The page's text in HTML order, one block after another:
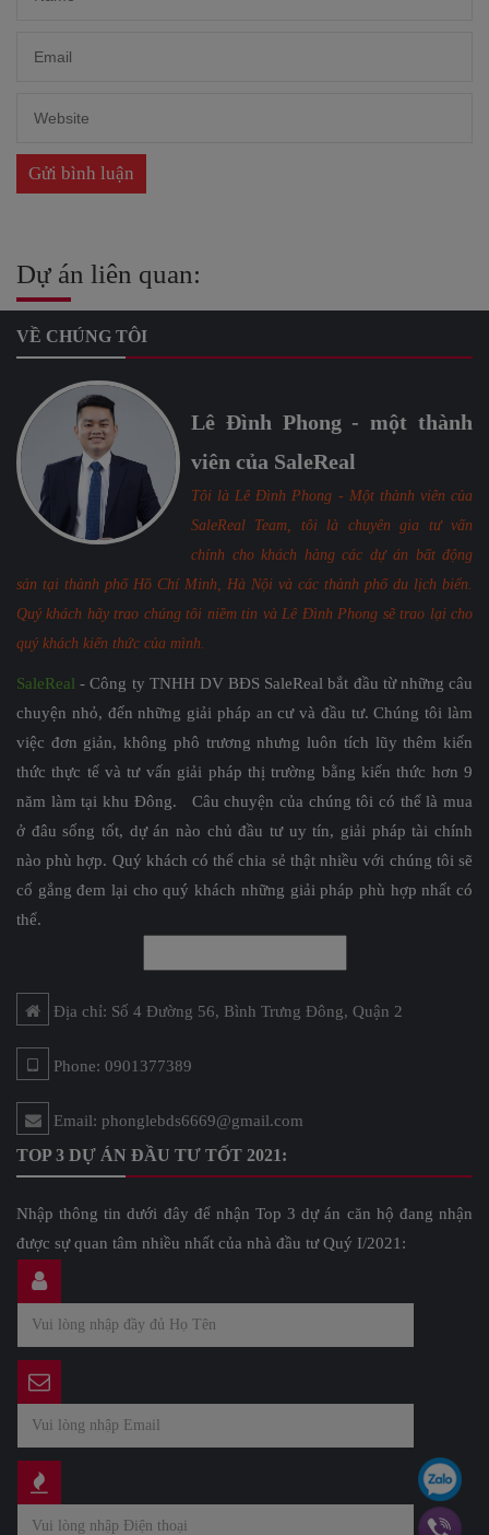
Dự án liên quan:
VỀ CHÚNG TÔI
Lê Đình Phong - một thành
viên của SaleReal
Tôi là Lê Đình Phong - Một thành viên của
SaleReal Team, tôi là chuyên gia tư vấn
chính cho khách hàng các dự án bất động
sản tại thành phố Hồ Chí Minh, Hà Nội và các thành phố du lịch biển.
Quý khách hãy trao chúng tôi niềm tin và Lê Đình Phong sẽ trao lại cho
quý khách kiến thức của mình.
SaleReal - Công ty TNHH DV BĐS SaleReal bắt đầu từ những câu
chuyện nhỏ, đến những giải pháp an cư và đầu tư. Chúng tôi làm
việc đơn giản, không phô trương nhưng luôn tích lũy thêm kiến
thức thực tế và tư vấn giải pháp thị trường bằng kiến thức hơn 9
năm làm tại khu Đông. Câu chuyện của chúng tôi có thể là mua
ở đâu sống tốt, dự án nào chủ đầu tư uy tín, giải pháp tài chính
nào phù hợp. Quý khách có thể chia sẻ thật nhiều với chúng tôi sẽ
cố gắng đem lại cho quý khách những giải pháp phù hợp nhất có
thể.
Địa chỉ: Số 4 Đường 56, Bình Trưng Đông, Quận 2
Phone: 0901377389
Email: phonglebds6669@gmail.com
TOP 3 DỰ ÁN ĐẦU TƯ TỐT 2021:
Nhập thông tin dưới đây để nhận Top 3 dự án căn hộ đang nhận
được sự quan tâm nhiều nhất của nhà đầu tư Quý I/2021: